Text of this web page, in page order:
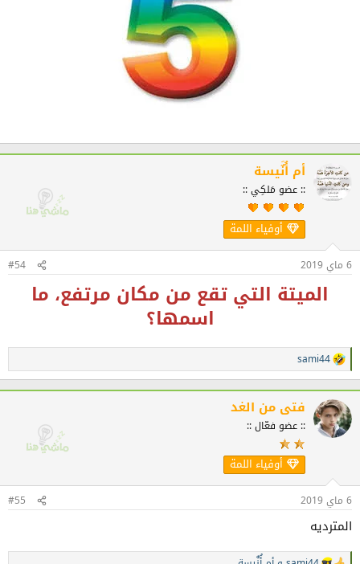
أم أُنٌَيسة
:: عضو مَلكِي ::
أوفياء اللمة
6 ماي 2019 #54
الميتة التي تقع من مكان مرتفع، ما
اسمها؟
ا
ل
ت
ف
ا
ع
sami44
فتى من الغد
:: عضو فعّال ::
أوفياء اللمة
6 ماي 2019 #55
المترديه